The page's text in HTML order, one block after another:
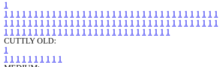
1
1 1 1 1 1 1 1 1 1 1 1 1 1 1 1 1 1 1 1 1 1 1 1 1 1 1 1 1 1 1 1 1 1 1 1 1
1 1 1 1 1 1 1 1 1 1 1 1 1 1 1 1 1 1 1 1 1 1 1 1 1 1 1 1 1 1 1 1 1 1 1 1
1 1 1 1 1 1 1 1 1 1 1 1 1 1 1 1 1 1 1 1 1 1 1 1 1 1 1 1
CUTTLY OLD:
1
1 1 1 1 1 1 1 1 1 1